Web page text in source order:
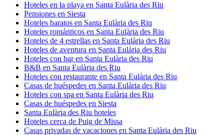
Hoteles en la playa en Santa Eulària des Riu
Pensiones en Siesta
Hoteles baratos en Santa Eulària des Riu
Hoteles románticos en Santa Eulària des Riu
Hoteles de 4 estrellas en Santa Eulària des Riu
Hoteles de aventura en Santa Eulària des Riu
Hoteles con bar en Santa Eulària des Riu
B&B en Santa Eulària des Riu
Hoteles con restaurante en Santa Eulària des Riu
Casas de huéspedes en Santa Eulària des Riu
Hoteles con spa en Santa Eulària des Riu
Casas de huéspedes en Siesta
Santa Eulària des Riu hoteles
Hoteles cerca de Puig de Missa
Casas privadas de vacaciones en Santa Eulària des Riu